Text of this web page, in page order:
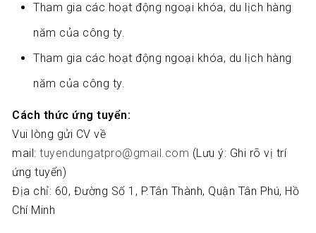
Tham gia các hoạt động ngoại khóa, du lịch hàng
năm của công ty.
Tham gia các hoạt động ngoại khóa, du lịch hàng
năm của công ty.
Cách thức ứng tuyển:
Vui lòng gửi CV về
mail:tuyendungatpro@gmail.com (Lưu ý: Ghi rõ vị trí
ứng tuyển)
Địa chỉ: 60, Đường Số 1, P.Tân Thành, Quận Tân Phú, Hồ
Chí Minh